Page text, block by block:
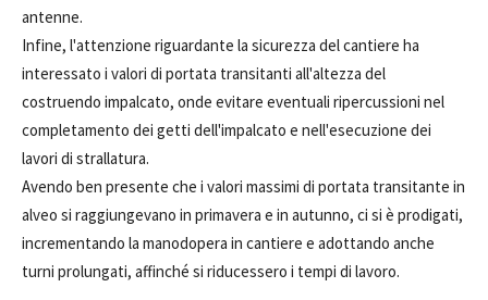
antenne.
Infine, l'attenzione riguardante la sicurezza del cantiere ha
interessato i valori di portata transitanti all'altezza del
costruendo impalcato, onde evitare eventuali ripercussioni nel
completamento dei getti dell'impalcato e nell'esecuzione dei
lavori di strallatura.
Avendo ben presente che i valori massimi di portata transitante in
alveo si raggiungevano in primavera e in autunno, ci si è prodigati,
incrementando la manodopera in cantiere e adottando anche
turni prolungati, affinché si riducessero i tempi di lavoro.